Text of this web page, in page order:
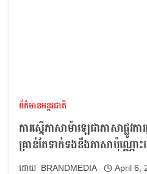
ព័ត៌មានអន្តរជាតិ
ការស្នើភាសាម៉ាឡេជាភាសាផ្លូវ
គ្រាន់តែទាក់ទងនឹងភាសាប៉ុណ្ណោះ
BRANDMEDIA April 6,